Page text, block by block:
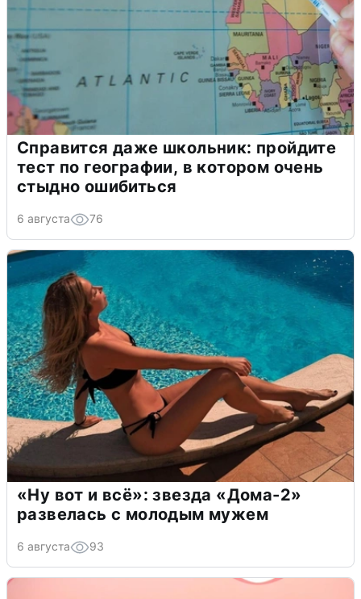
Справится даже школьник: пройдите
тест по географии, в котором очень
стыдно ошибиться
6 августа 76
«Ну вот и всё»: звезда «Дома-2»
развелась с молодым мужем
6 августа 93